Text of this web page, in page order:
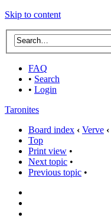
Skip to content
FAQ
• Search
• Login
Taronites
Board index ‹ Verve ‹
Top
Print view •
Next topic •
Previous topic •